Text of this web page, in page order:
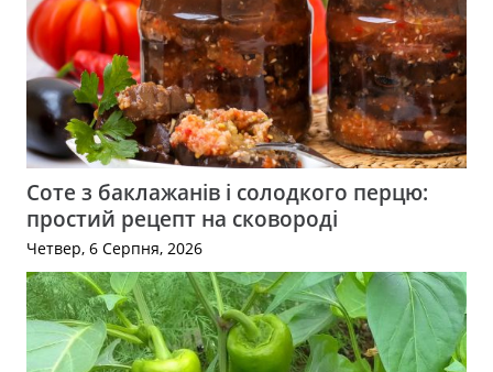
Соте з баклажанів і солодкого перцю:
простий рецепт на сковороді
Четвер, 6 Серпня, 2026